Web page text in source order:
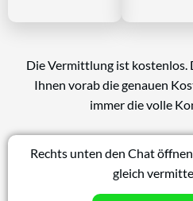
Die Vermittlung ist
Ihnen vorab die genauen
immer die volle
Rechts unten den Chat
gleich